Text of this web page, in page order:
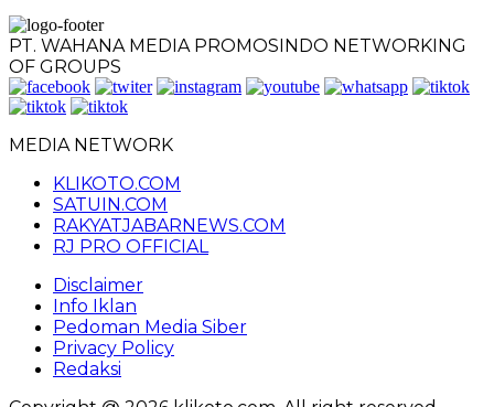
PT. WAHANA MEDIA PROMOSINDO NETWORKING
OF GROUPS
MEDIA NETWORK
KLIKOTO.COM
SATUIN.COM
RAKYATJABARNEWS.COM
RJ PRO OFFICIAL
Disclaimer
Info Iklan
Pedoman Media Siber
Privacy Policy
Redaksi